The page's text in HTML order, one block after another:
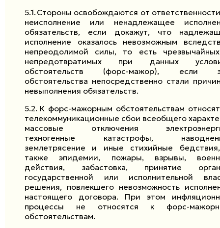
5.1. Стороны освобождаются от
неисполнение или ненадлежащее
обязательств, если докажут, что
исполнение оказалось невозможным
непреодолимой силы, то есть
непредотвратимых при данных
обстоятельств (форс-мажор), если
обстоятельства непосредственно стали
невыполнения обязательств.
5.2. К форс-мажорным обстоятельствам
телекоммуникационные сбои всеобщего
массовые отключения
техногенные катастрофы,
землетрясение и иные стихийные
также эпидемии, пожары, взрывы,
действия, забастовка, принятие
государственной или исполнительной
решения, повлекшего невозможность
настоящего договора. При этом
процессы не относятся к форс-
обстоятельствам.